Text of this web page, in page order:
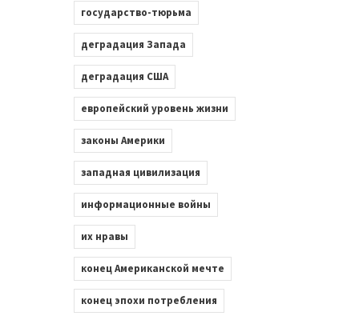
государство-тюрьма
деградация Запада
деградация США
европейский уровень жизни
законы Америки
западная цивилизация
информационные войны
их нравы
конец Американской мечте
конец эпохи потребления